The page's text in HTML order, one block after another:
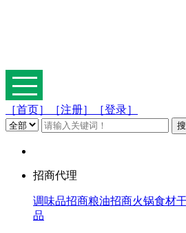
［首页］ ［注册］ ［登录］
招商代理
调味品招商粮油招商火锅食材
品